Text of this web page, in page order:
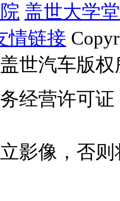
盖世大学堂
情链接
盖世汽车版
经营许可证
影像，否